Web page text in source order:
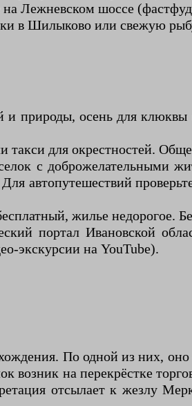
Лежневском шоссе
в Шилыково или свежую
природы, осень для
для окрестностей.
с доброжелательными
Для автопутешествий
жилье недорогое.
портал Ивановской
экскурсии на YouTube).
По одной из них,
возник на перекрёстке
отсылает к жезлу